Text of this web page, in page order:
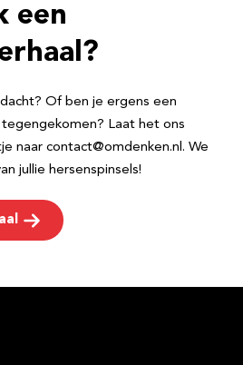
een
Of ben je ergens een
Laat het ons
naar contact@omdenken.nl. We
jullie hersenspinsels!